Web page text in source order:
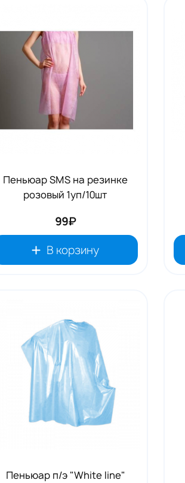
Пеньюар SMS на резинке
розовый 1уп/10шт
99₽
В корзину
Пеньюар п/э "White line"